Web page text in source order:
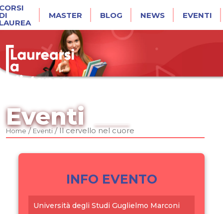
MASTER BLOG NEWS EVENTI
Eventi
Home/Eventi/Il cervello nel cuore
INFO EVENTO
Università degli Studi Guglielmo Marconi